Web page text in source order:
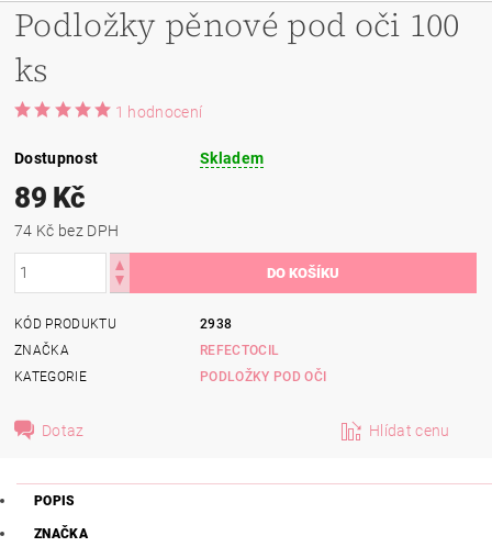
Podložky pěnové pod oči 100
ks
1 hodnocení
Dostupnost Skladem
89 Kč
74 Kč bez DPH
KÓD PRODUKTU
2938
ZNAČKA
REFECTOCIL
KATEGORIE
PODLOŽKY POD OČI
Dotaz Hlídat cenu
POPIS
ZNAČKA